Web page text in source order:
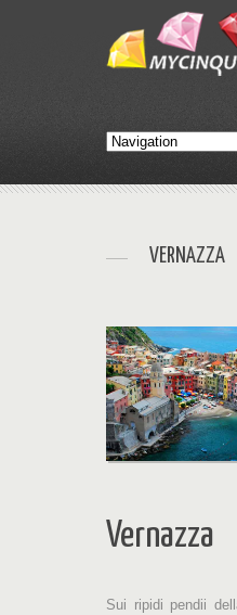
VERNAZZA
Vernazza
Sui ripidi pendii